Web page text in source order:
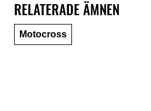
RELATERADE ÄMNEN
Motocross